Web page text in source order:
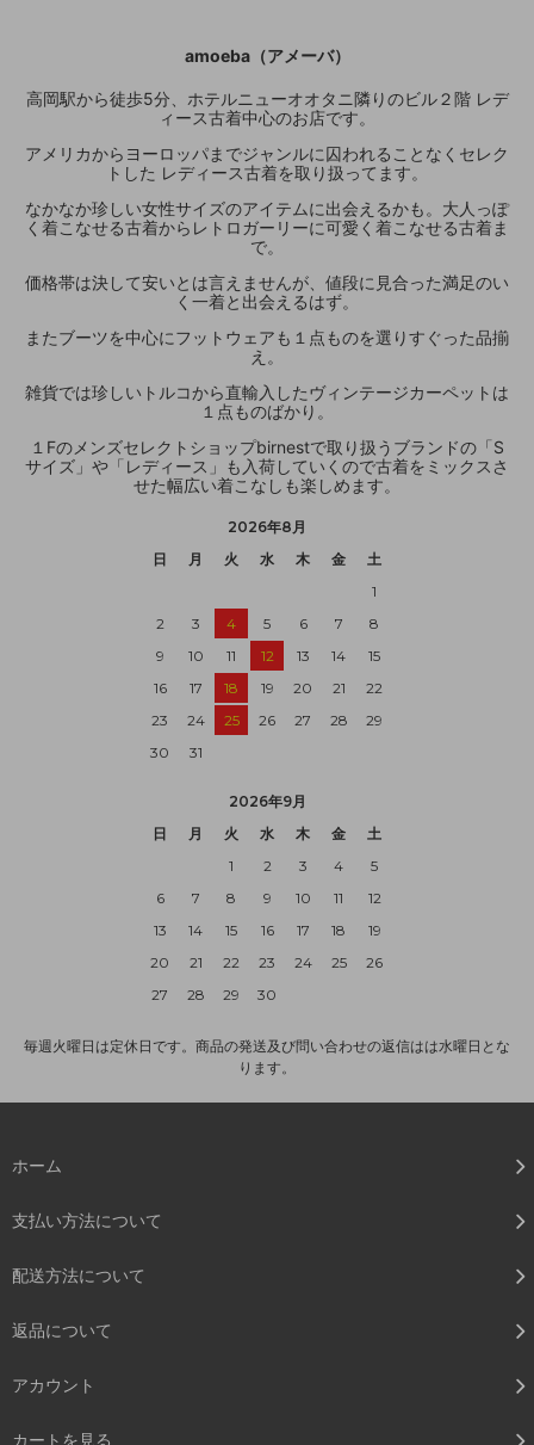
amoeba（アメーバ）
高岡駅から徒歩5分、ホテルニューオオタニ隣りのビル２階 レデ
ィース古着中心のお店です。
アメリカからヨーロッパまでジャンルに囚われることなくセレク
トした レディース古着を取り扱ってます。
なかなか珍しい女性サイズのアイテムに出会えるかも。大人っぽ
く着こなせる古着からレトロガーリーに可愛く着こなせる古着ま
で。
価格帯は決して安いとは言えませんが、値段に見合った満足のい
く一着と出会えるはず。
またブーツを中心にフットウェアも１点ものを選りすぐった品揃
え。
雑貨では珍しいトルコから直輸入したヴィンテージカーペットは
１点ものばかり。
１Fのメンズセレクトショップbirnestで取り扱うブランドの「S
サイズ」や「レディース」も入荷していくので古着をミックスさ
せた幅広い着こなしも楽しめます。
2026年8月
日
月 火 水 木 金
土
1
2
3 4 5 6 7
8
9
10 11 12 13 14
15
16
17 18 19 20 21
22
23
24 25 26 27 28
29
30
31
2026年9月
日
月 火 水 木 金
土
1
2 3 4
5
6
7 8 9 10 11
12
13
14 15 16 17 18
19
20
21 22 23 24 25
26
27
28 29 30
毎週火曜日は定休日です。商品の発送及び問い合わせの返信はは水曜日とな
ります。
ホーム
支払い方法について
配送方法について
返品について
アカウント
カートを見る